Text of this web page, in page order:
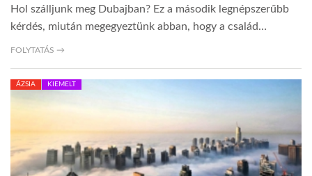
LINKTR.EE
LATIMO.HU
Hol szálljunk meg Dubajban? Ez a második legnépszerűbb
kérdés, miután megegyeztünk abban, hogy a család…
FOLYTATÁS →
ÁZSIA KIEMELT